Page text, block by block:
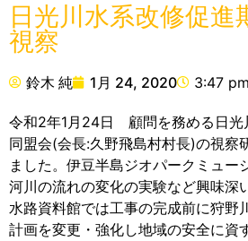
日光川水系改修促進
視察
鈴木 純 1月 24, 2020 3:47 pm
令和2年1月24日 顧問を務める日光
同盟会(会長:久野飛島村村長)の視察
ました。伊豆半島ジオパークミュー
河川の流れの変化の実験など興味深
水路資料館では工事の完成前に狩野
計画を変更・強化し地域の安全に資